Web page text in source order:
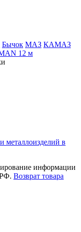
Бычок МАЗ КАМАЗ
12 м
информации
РФ. Возврат товара